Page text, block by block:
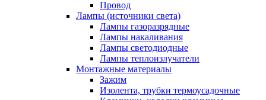
Провод
Лампы (источники света)
Лампы газоразрядные
Лампы накаливания
Лампы светодиодные
Лампы теплоизлучатели
Монтажные материалы
Зажим
Изолента, трубки термоусадочные